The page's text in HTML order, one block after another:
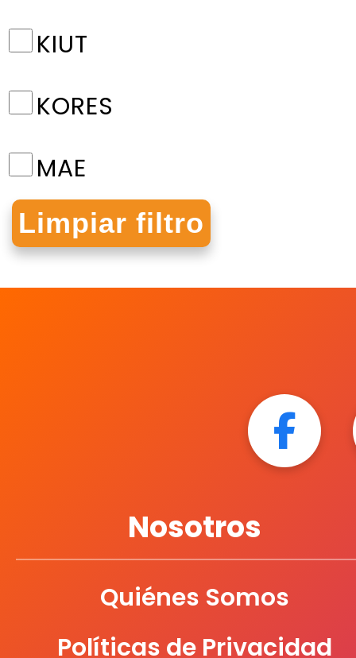
KIUT
KORES
MAE
MAPED
NORMA
RODIN
Nosotros
Quiénes Somos
Políticas de Privacidad